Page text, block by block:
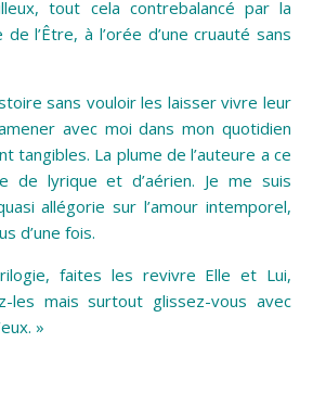
tout cela contrebalancé par la
l’Être, à l’orée d’une cruauté sans
sans vouloir les laisser vivre leur
avec moi dans mon quotidien
tangibles. La plume de l’auteure a ce
de lyrique et d’aérien. Je me suis
allégorie sur l’amour intemporel,
d’une fois.
faites les revivre Elle et Lui,
les mais surtout glissez-vous avec
»